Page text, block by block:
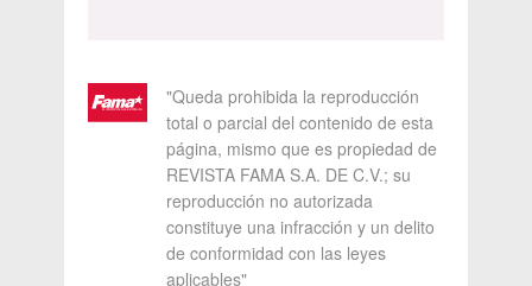
"Queda prohibida la reproducción
total o parcial del contenido de esta
página, mismo que es propiedad de
REVISTA FAMA S.A. DE C.V.; su
reproducción no autorizada
constituye una infracción y un delito
de conformidad con las leyes
aplicables"